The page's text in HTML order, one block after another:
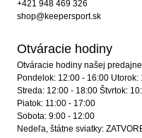
+421 948 469 326
shop@keepersport.sk
Otváracie hodiny
Otváracie hodiny našej
Pondelok: 12:00 - 16:00 Utorok:
Streda: 12:00 - 18:00 Štvrtok:
Piatok: 11:00 - 17:00
Sobota: 9:00 - 12:00
Nedeľa, štátne sviatky: